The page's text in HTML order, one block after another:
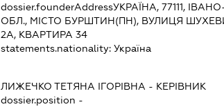
dossier.founderAddressУКРАЇНА, 77111,
ОБЛ., МІСТО БУРШТИН(ПН), ВУЛИЦЯ
2А, КВАРТИРА 34
statements.nationality: Україна
ЛИЖЕЧКО ТЕТЯНА ІГОРІВНА - КЕРІВНИК
dossier.position -